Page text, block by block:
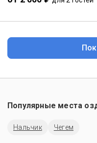
Популярные места
Нальчик Чегем